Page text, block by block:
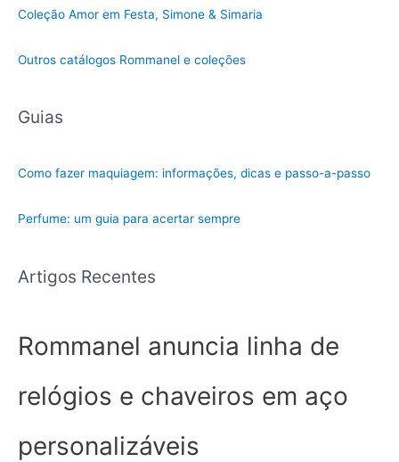
Coleção Amor em Festa, Simone & Simaria
Outros catálogos Rommanel e coleções
Guias
Como fazer maquiagem: informações, dicas e passo-a-passo
Perfume: um guia para acertar sempre
Artigos Recentes
Rommanel anuncia linha de
relógios e chaveiros em aço
personalizáveis